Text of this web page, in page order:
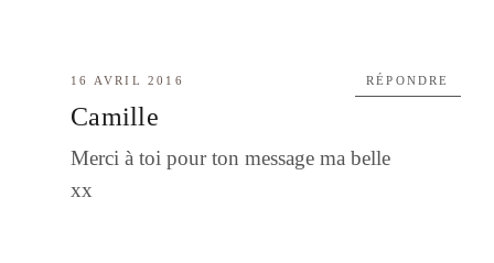
16 AVRIL 2016
Camille
Merci à toi pour ton message ma belle
xx
RÉPONDRE